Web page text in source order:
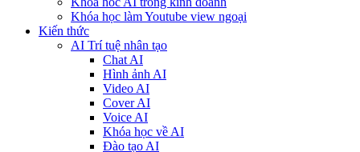
Khóa học làm Youtube view ngoại
Kiến thức
AI Trí tuệ nhân tạo
Chat AI
Hình ảnh AI
Video AI
Cover AI
Voice AI
Khóa học về AI
Đào tạo AI